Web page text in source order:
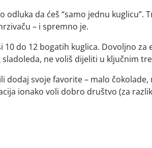
odluka da ćeš “samo jednu kuglicu”.
– i spremno je.
10 do 12 bogatih kuglica. Dovoljno za
ne voliš dijeliti u ključnim
dodaj svoje favorite – malo
ionako voli dobro društvo (za